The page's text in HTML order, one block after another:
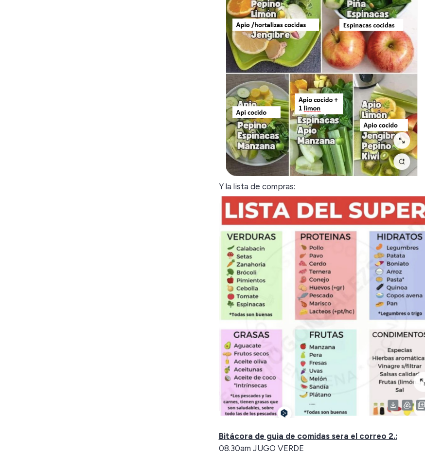
Y la lista de compras:
Bitácora de guia de comidas sera el correo 2.:
08.30am JUGO VERDE